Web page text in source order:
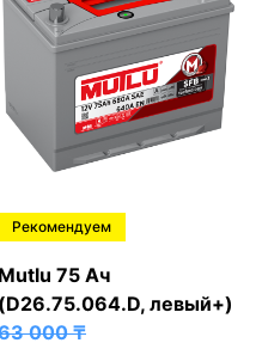
Рекомендуем
Mutlu 75 Ач
(D26.75.064.D, левый+)
000₸